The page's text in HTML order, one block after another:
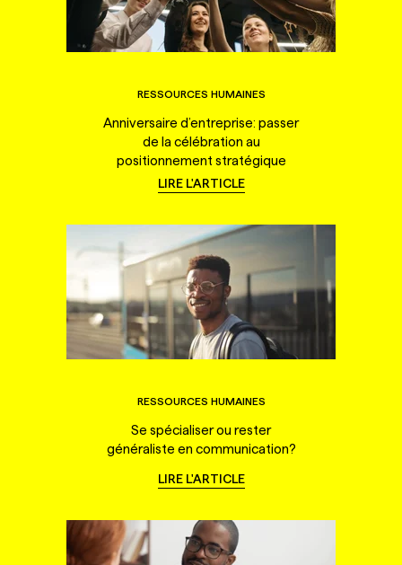
RESSOURCES HUMAINES
Anniversaire d’entreprise: passer
de la célébration au
positionnement stratégique
LIRE L'ARTICLE
RESSOURCES HUMAINES
Se spécialiser ou rester
généraliste en communication?
LIRE L'ARTICLE